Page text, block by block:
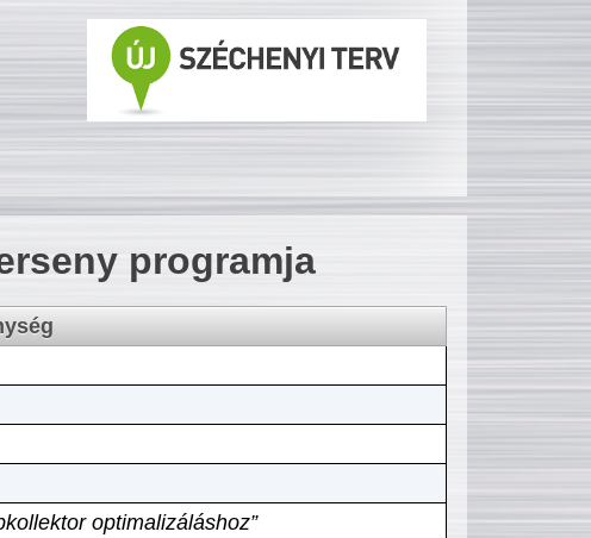
programja
optimalizáláshoz”